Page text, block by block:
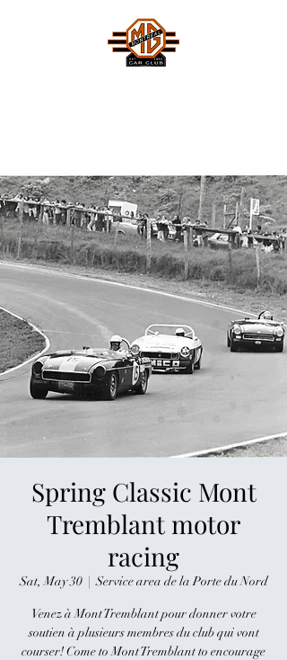
Spring Classic Mont
Tremblant motor
racing
Sat, May 30
  |
Service area de la Porte du Nord
Venez à Mont Tremblant pour donner votre
soutien à plusieurs membres du club qui vont
courser! Come to Mont Tremblant to encourage